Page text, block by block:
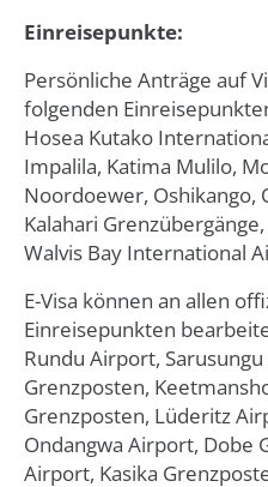
Einreisepunkte:
Persönliche Anträge auf
folgenden
Hosea Kutako
Impalila, Katima Mulilo,
Noordoewer, Oshikango,
Kalahari
Walvis Bay International
E-Visa können an allen
Einreisepunkten
Rundu Airport,
Grenzposten,
Grenzposten, Lüderitz
Ondangwa Airport, Dobe
Airport, Kasika